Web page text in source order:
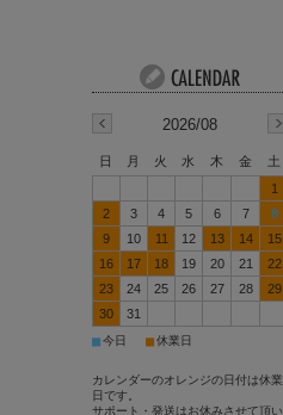
2026/08
日 月 火 水 木 金
土
1
2
3 4 5 6 7
8
9
10 11 12 13 14
15
16
17 18 19 20 21
22
23
24 25 26 27 28
29
30
31
■今日 ■休業日
カレンダーのオレンジの日付は休業
日です。
サポート・発送はお休みさせて頂い